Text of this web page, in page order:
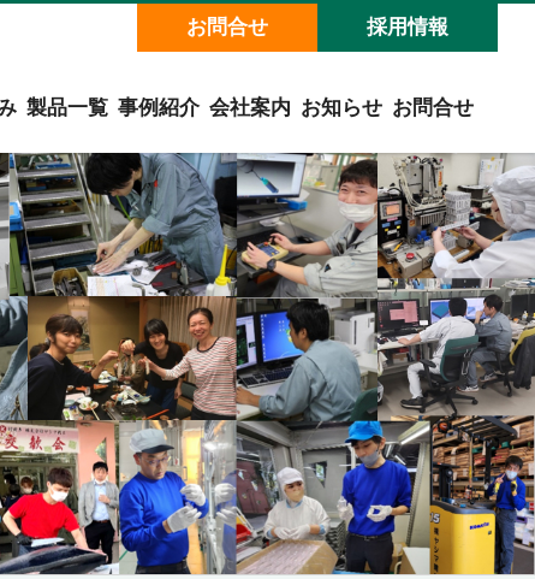
お問合せ 採用情報
製品一覧 事例紹介 会社案内 お知らせ お問合せ